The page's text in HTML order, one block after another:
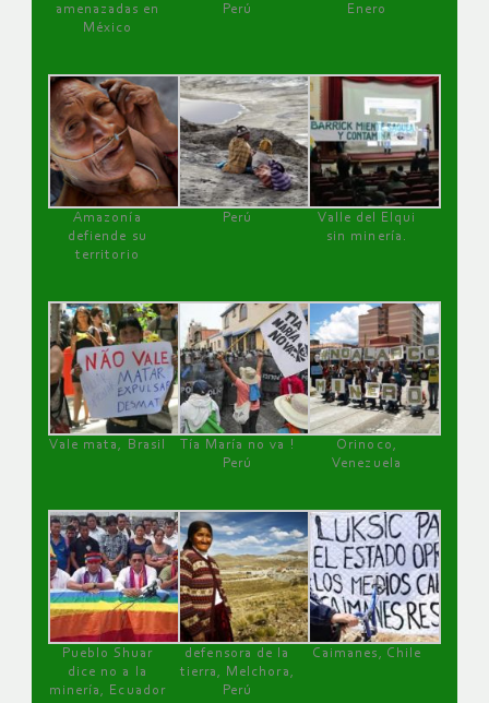
amenazadas en
México
Perú
Enero
Amazonía
defiende su
territorio
Perú
Valle del Elqui
sin minería.
Vale mata, Brasil
Tía María no va !
Perú
Orinoco,
Venezuela
Pueblo Shuar
dice no a la
minería, Ecuador
defensora de la
tierra, Melchora,
Perú
Caimanes, Chile